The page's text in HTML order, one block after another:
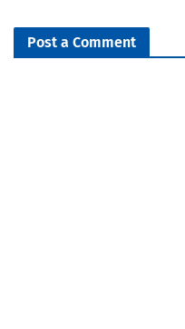
Post a Comment